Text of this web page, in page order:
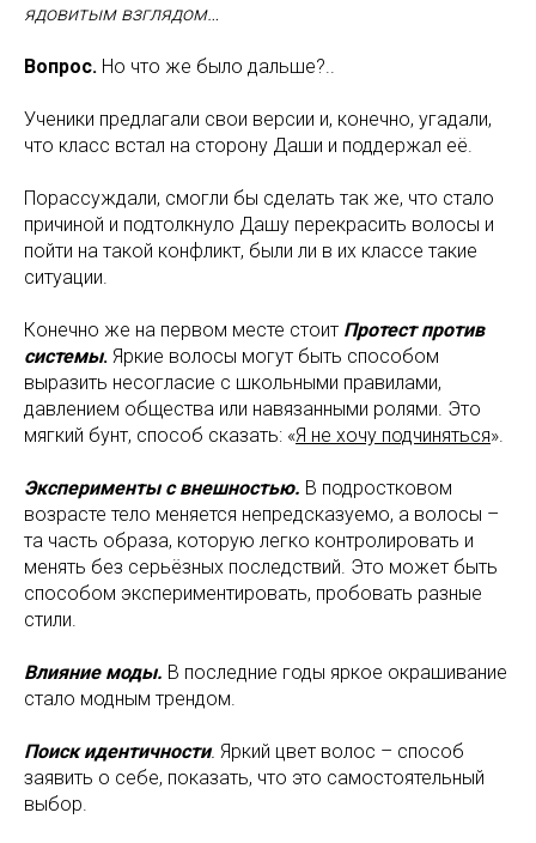
ядовитым взглядом…
Вопрос. Но что же было дальше?..
Ученики предлагали свои версии и, конечно, угадали,
что класс встал на сторону Даши и поддержал её.
Порассуждали, смогли бы сделать так же, что стало
причиной и подтолкнуло Дашу перекрасить волосы и
пойти на такой конфликт, были ли в их классе такие
ситуации.
Конечно же на первом месте стоит Протест против
системы. Яркие волосы могут быть способом
выразить несогласие с школьными правилами,
давлением общества или навязанными ролями. Это
мягкий бунт, способ сказать: «Я не хочу подчиняться».
Эксперименты с внешностью. В подростковом
возрасте тело меняется непредсказуемо, а волосы –
та часть образа, которую легко контролировать и
менять без серьёзных последствий. Это может быть
способом экспериментировать, пробовать разные
стили.
Влияние моды. В последние годы яркое окрашивание
стало модным трендом.
Поиск идентичности. Яркий цвет волос – способ
заявить о себе, показать, что это самостоятельный
выбор.